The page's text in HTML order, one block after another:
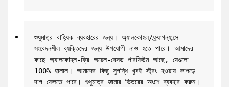
শুধুমাত্র বাহ্যিক ব্যবহারের জন্য। অ্যালকোহল/ফ্র্যাগন্যান্সে
সংবেদনশীল ব্যক্তিদের জন্য উপযোগী নাও হতে পারে। আমাদের
কাছে অ্যালকোহল-ফ্রি অয়েল-বেসড পারফিউম আছে, যেগুলো
100% হালাল। আমাদের কিছু সুগন্ধি খুবই স্ট্রং হওয়ায় কাপড়ে
দাগ ফেলতে পারে। শুধুমাত্র জামার ভিতরের অংশে ব্যবহার করুন।